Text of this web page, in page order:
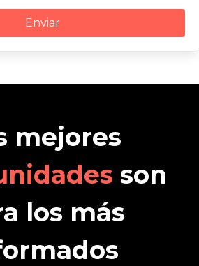
Enviar
mejores
son
los más